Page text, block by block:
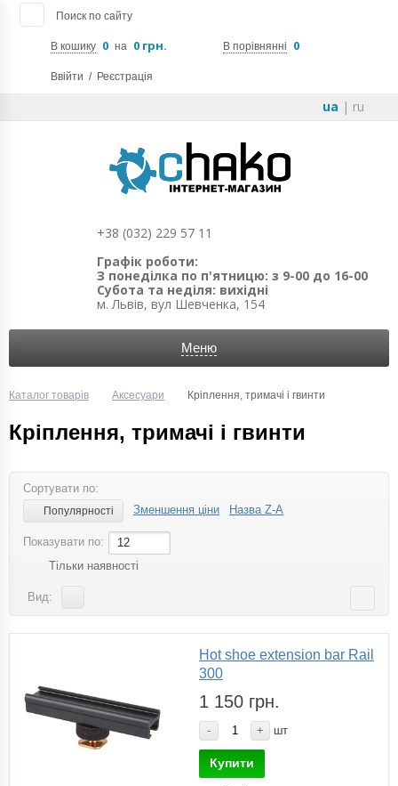
Поиск по сайту
В кошику 0 на 0 грн. В порівнянні 0
Ввійти / Реєстрація
ua | ru
+38 (032) 229 57 11
Графік роботи:
З понеділка по п'ятницю: з 9-00 до 16-00
Субота та неділя: вихідні
м. Львів, вул Шевченка, 154
Меню
Каталог товарів Аксесуари Кріплення, тримачі і гвинти
Кріплення, тримачі і гвинти
Сортувати по:
Популярності Зменшення ціни Назва Z-A
Показувати по:
12
Тільки наявності
Вид:
Hot shoe extension bar Rail
300
1 150 грн.
- + шт
Купити